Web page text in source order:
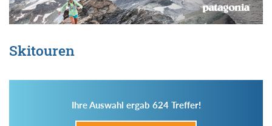
Skitouren
Ihre Auswahl ergab 624 Treffer!